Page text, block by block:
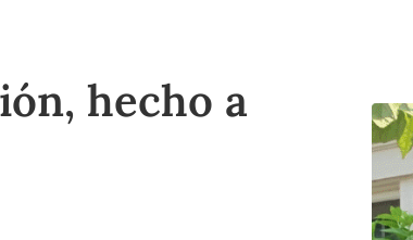
hecho a